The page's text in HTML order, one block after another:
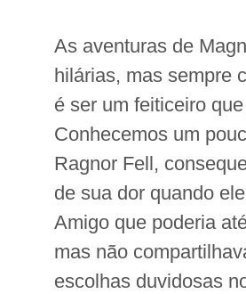
As aventuras de
hilárias, mas sempre
é ser um feiticeiro
Conhecemos um
Ragnor Fell,
de sua dor quando
Amigo que poderia
mas não
escolhas duvidosas